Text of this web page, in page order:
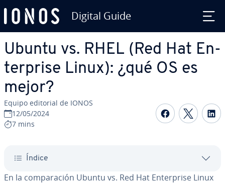
Digital Guide
Ubuntu vs. RHEL (Red Hat En­
te­r­pri­se Linux): ¿qué OS es
mejor?
Equipo editorial de IONOS
12/05/2024
7 mins
Compartir
Índice
En la co­m­pa­ra­ción Ubuntu vs. Red Hat En­te­r­pri­se Linux